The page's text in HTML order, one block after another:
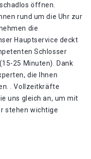
öffnen.
rund um die Uhr zur
die
Hauptservice deckt
Schlosser
25 Minuten). Dank
die Ihnen
. Vollzeitkräfte
uns gleich an, um mit
stehen wichtige